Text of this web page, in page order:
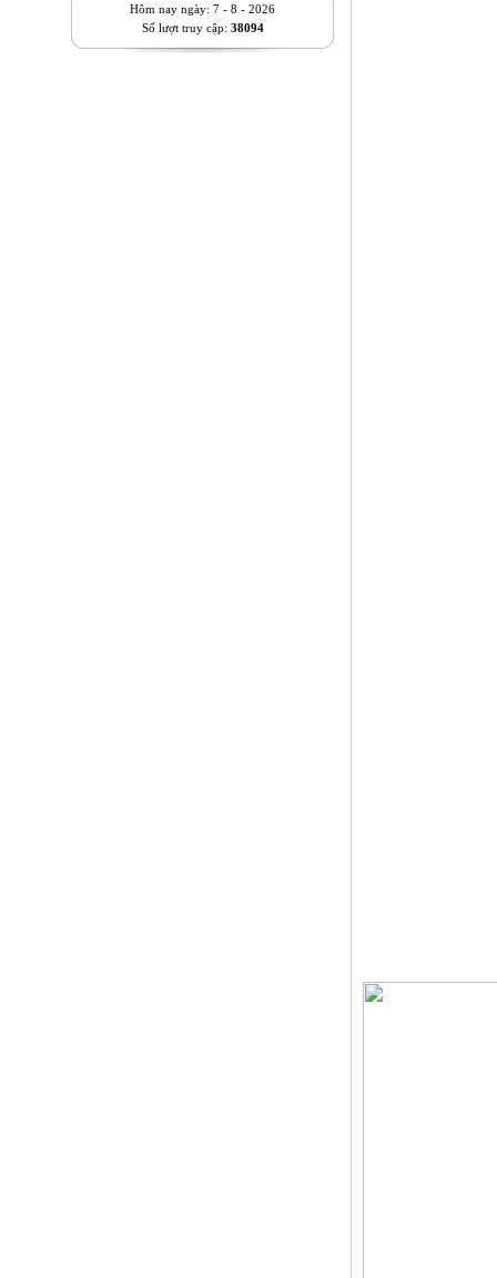
Hôm nay ngày: 7 - 8 - 2026
Số lượt truy cập: 38094